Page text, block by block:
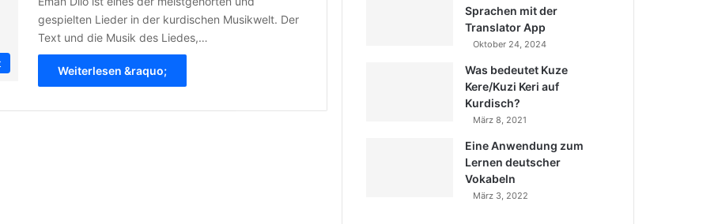
gespielten Lieder in der kurdischen Musikwelt. Der
Text und die Musik des Liedes,…
Weiterlesen &raquo;
Sprachen mit der
Translator App
Oktober 24, 2024
Was bedeutet Kuze
Kere/Kuzi Keri auf
Kurdisch?
März 8, 2021
Eine Anwendung zum
Lernen deutscher
Vokabeln
März 3, 2022